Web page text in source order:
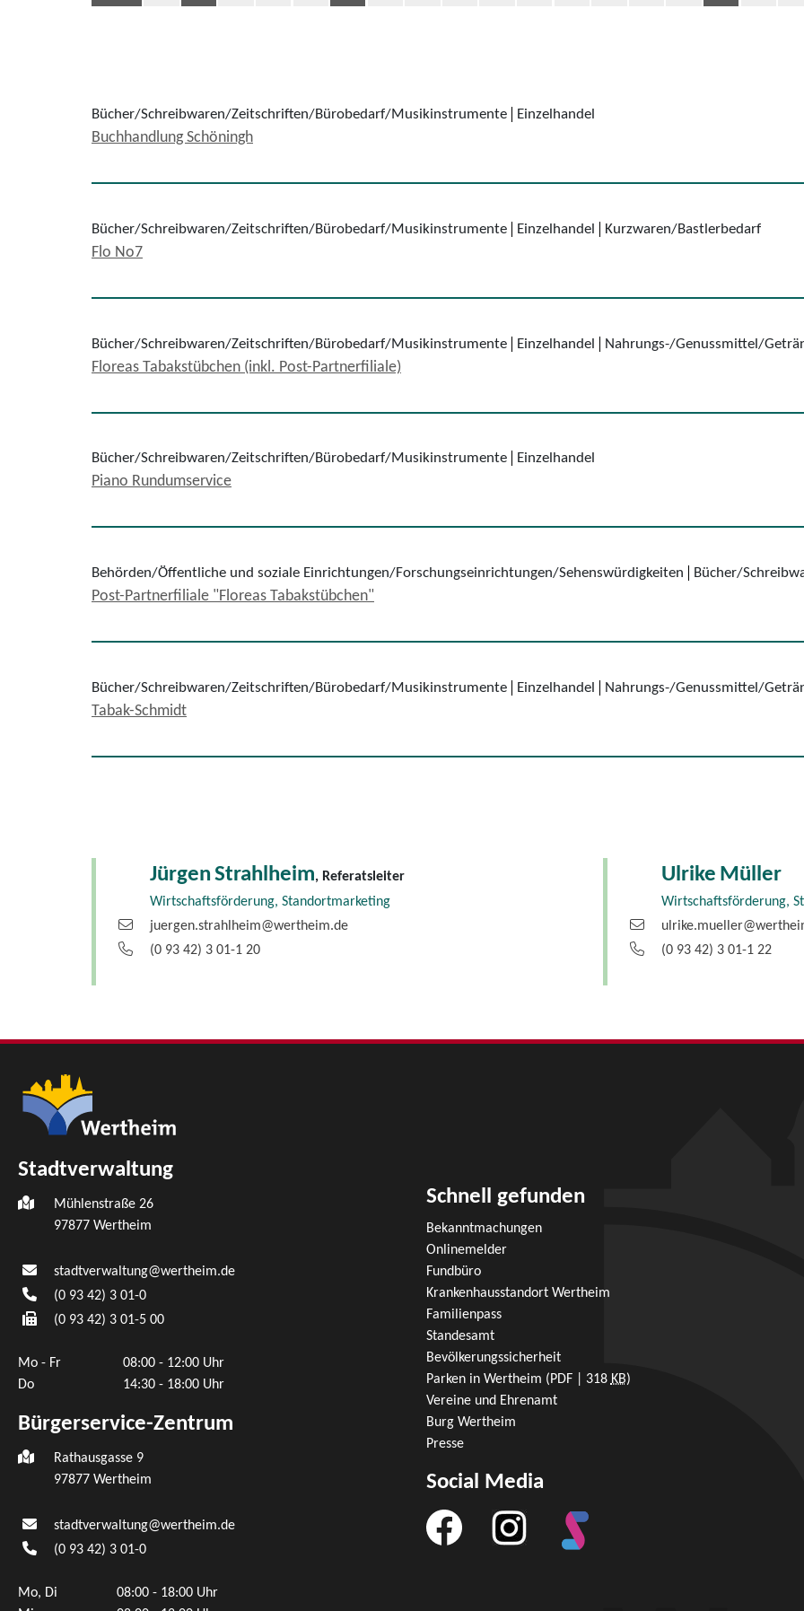
Bücher/Schreibwaren/Zeitschriften/Bürobedarf/Musikinstrumente Einzelhandel
Buchhandlung Schöningh
Bücher/Schreibwaren/Zeitschriften/Bürobedarf/Musikinstrumente Einzelhandel Kurzwaren/Bastlerbedarf
Flo No7
Bücher/Schreibwaren/Zeitschriften/Bürobedarf/Musikinstrumente Einzelhandel Nahrungs-/Genussmittel/
Floreas Tabakstübchen (inkl. Post-Partnerfiliale)
Bücher/Schreibwaren/Zeitschriften/Bürobedarf/Musikinstrumente Einzelhandel
Piano Rundumservice
Behörden/Öffentliche und soziale Einrichtungen/Forschungseinrichtungen/Sehenswürdigkeiten Bücher/
Post-Partnerfiliale "Floreas Tabakstübchen"
Bücher/Schreibwaren/Zeitschriften/Bürobedarf/Musikinstrumente Einzelhandel Nahrungs-/Genussmittel/
Tabak-Schmidt
JürgenStrahlheim, Referatsleiter
Wirtschaftsförderung, Standortmarketing
juergen.strahlheim@wertheim.de
(0 93 42) 3 01-1 20
Ulrike Müller
Wirtschaftsförderung,
(0 93 42) 3 01-1 22
Stadtverwaltung
Mühlenstraße 26
97877 Wertheim
stadtverwaltung@wertheim.de
(0 93 42) 3 01-0
(0 93 42) 3 01-5 00
Mo - Fr
08:00 - 12:00 Uhr
Do
14:30 - 18:00 Uhr
Bürgerservice-Zentrum
Rathausgasse 9
97877 Wertheim
stadtverwaltung@wertheim.de
(0 93 42) 3 01-0
Mo, Di
08:00 - 18:00 Uhr
Schnell gefunden
Bekanntmachungen
Onlinemelder
Fundbüro
Krankenhausstandort Wertheim
Familienpass
Standesamt
Bevölkerungssicherheit
Parken in Wertheim (PDF | 318 KB)
Vereine und Ehrenamt
Burg Wertheim
Presse
Social Media